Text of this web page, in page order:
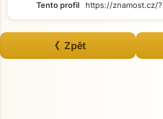
Přejít
Tento profil
https://znamost.cz/
《 Zpět